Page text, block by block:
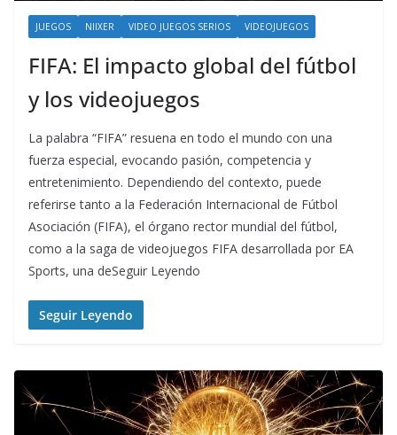
JUEGOS NIIXER VIDEO JUEGOS SERIOS VIDEOJUEGOS
FIFA: El impacto global del fútbol
y los videojuegos
La palabra “FIFA” resuena en todo el mundo con una
fuerza especial, evocando pasión, competencia y
entretenimiento. Dependiendo del contexto, puede
referirse tanto a la Federación Internacional de Fútbol
Asociación (FIFA), el órgano rector mundial del fútbol,
como a la saga de videojuegos FIFA desarrollada por EA
Sports, una deSeguir Leyendo
Seguir Leyendo